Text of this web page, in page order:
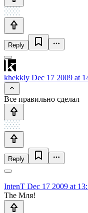
Reply
khekkly Dec 17 2009 at
Все правильно сделал
Reply
IntenT Dec 17 2009 at
The Мля!